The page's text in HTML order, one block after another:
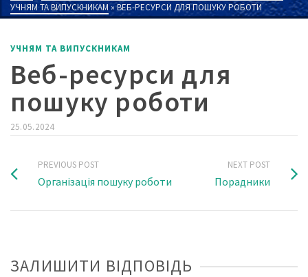
УЧНЯМ ТА ВИПУСКНИКАМ » ВЕБ-РЕСУРСИ ДЛЯ ПОШУКУ РОБОТИ
УЧНЯМ ТА ВИПУСКНИКАМ
Веб-ресурси для
пошуку роботи
25.05.2024
PREVIOUS POST
Організація пошуку роботи
NEXT POST
Порадники
ЗАЛИШИТИ ВІДПОВІДЬ